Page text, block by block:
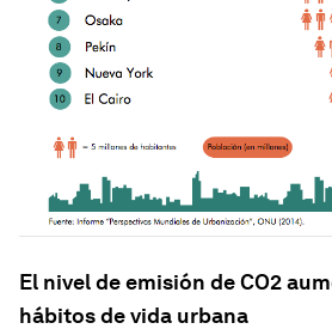
El nivel de emisión de CO2
hábitos de vida urbana